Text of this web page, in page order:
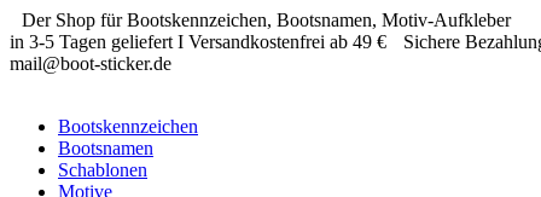
Springe
zum
Inhalt
Der Shop für Bootskennzeichen, Bootsnamen, Motiv-Aufkleber
in 3-5 Tagen geliefert I Versandkostenfrei ab 49 €
Sichere
mail@boot-sticker.de
Bootskennzeichen
Bootsnamen
Schablonen
Motive